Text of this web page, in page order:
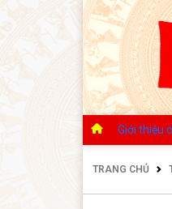
Giới thiệu
TRANG CHỦ